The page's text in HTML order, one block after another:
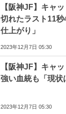
【阪神JF】キャ
切れたラスト11
仕上がり」
2023年12月7日 05:30
【阪神JF】キャ
強い血統も「現状
2023年12月7日 05:30